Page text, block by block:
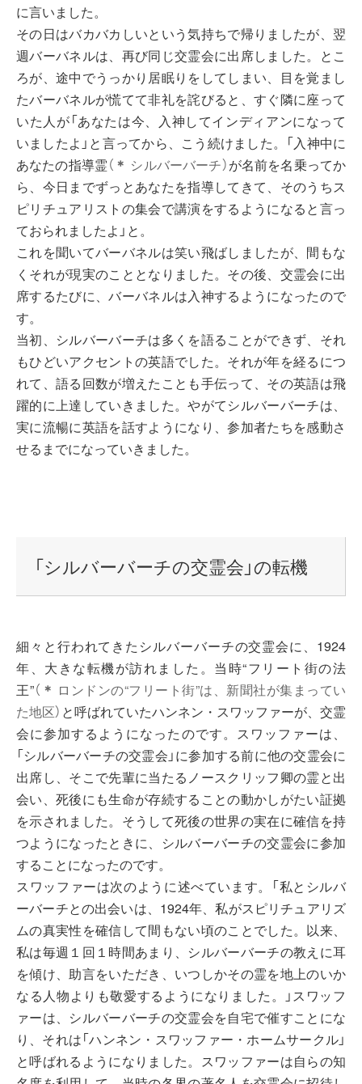
に言いました。
その日はバカバカしいという気持ちで帰りましたが、翌
週バーバネルは、再び同じ交霊会に出席しました。とこ
ろが、途中でうっかり居眠りをしてしまい、目を覚まし
たバーバネルが慌てて非礼を詫びると、すぐ隣に座って
いた人が「あなたは今、入神してインディアンになって
いましたよ」と言ってから、こう続けました。「入神中に
あなたの指導霊（ ＊ シルバーバーチ）が名前を名乗ってか
ら、今日までずっとあなたを指導してきて、そのうちス
ピリチュアリストの集会で講演をするようになると言っ
ておられましたよ」と。
これを聞いてバーバネルは笑い飛ばしましたが、間もな
くそれが現実のこととなりました。その後、交霊会に出
席するたびに、バーバネルは入神するようになったので
す。
当初、シルバーバーチは多くを語ることができず、それ
もひどいアクセントの英語でした。それが年を経るにつ
れて、語る回数が増えたことも手伝って、その英語は飛
躍的に上達していきました。やがてシルバーバーチは、
実に流暢に英語を話すようになり、参加者たちを感動さ
せるまでになっていきました。
「シルバーバーチの交霊会」の転機
細々と行われてきたシルバーバーチの交霊会に、1924
年、大きな転機が訪れました。当時“フリート街の法
王”（ ＊ ロンドンの“フリート街”は、新聞社が集まってい
た地区） と呼ばれていたハンネン・スワッファーが、交霊
会に参加するようになったのです。スワッファーは、
「シルバーバーチの交霊会」に参加する前に他の交霊会に
出席し、そこで先輩に当たるノースクリッフ卿の霊と出
会い、死後にも生命が存続することの動かしがたい証拠
を示されました。そうして死後の世界の実在に確信を持
つようになったときに、シルバーバーチの交霊会に参加
することになったのです。
スワッファーは次のように述べています。「私とシルバ
ーバーチとの出会いは、1924年、私がスピリチュアリズ
ムの真実性を確信して間もない頃のことでした。以来、
私は毎週１回１時間あまり、シルバーバーチの教えに耳
を傾け、助言をいただき、いつしかその霊を地上のいか
なる人物よりも敬愛するようになりました。」スワッフ
ァーは、シルバーバーチの交霊会を自宅で催すことにな
り、それは「ハンネン・スワッファー・ホームサークル」
と呼ばれるようになりました。スワッファーは自らの知